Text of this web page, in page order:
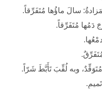
سالَ ماؤُها مُتَفَرِّقاً.
دَمُها مُتَفَرِّقاً.
وبه لُقِّبَ تَأَبَّطَ شَرّاً.